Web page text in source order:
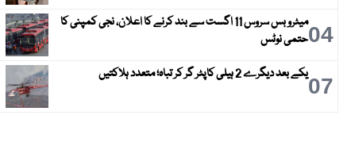
04
میٹرو بس سروس 11 اگست سے بند کرنے کا اعلان، نجی کمپنی کا
حتمی نوٹس
07یکے بعد دیگرے 2 ہیلی کاپٹر گر کر تباہ؛ متعدد ہلاکتیں